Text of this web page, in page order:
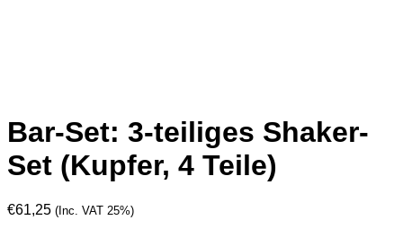
Bar-Set: 3-teiliges Shaker-
Set (Kupfer, 4 Teile)
€61,25 (Inc. VAT 25%)